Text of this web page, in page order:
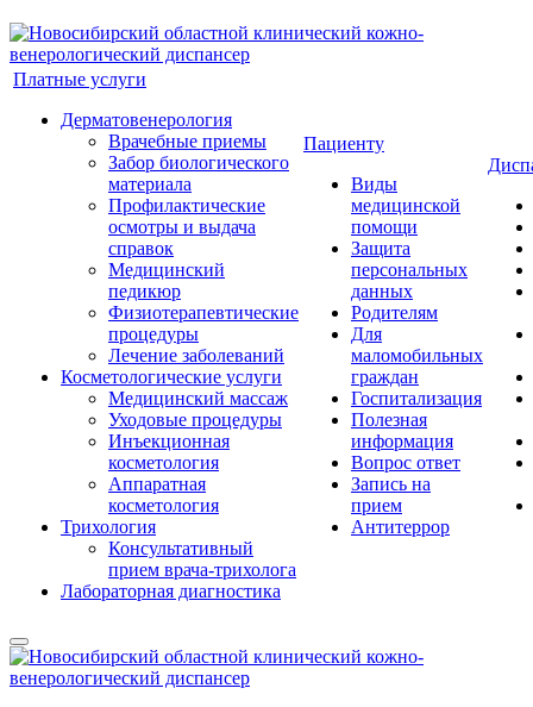
Платные услуги
Дерматовенерология
Врачебные приемы
Забор биологического
материала
Профилактические
осмотры и выдача
справок
Медицинский
педикюр
Физиотерапевтические
процедуры
Лечение заболеваний
Косметологические услуги
Медицинский массаж
Уходовые процедуры
Инъекционная
косметология
Аппаратная
косметология
Трихология
Консультативный
прием врача-трихолога
Лабораторная диагностика
Пациенту
Виды
медицинской
помощи
Защита
персональных
данных
Родителям
Для
маломобильных
граждан
Госпитализация
Полезная
информация
Вопрос ответ
Запись на
прием
Антитеррор